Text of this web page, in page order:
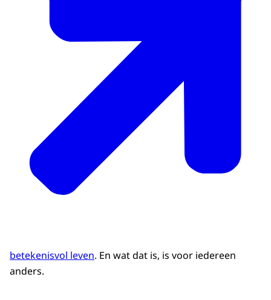
betekenisvol leven. En wat dat is, is voor iedereen
anders.